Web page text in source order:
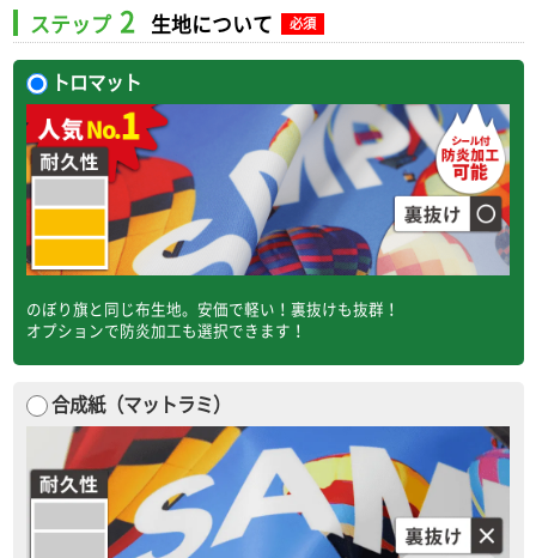
ステップ 2 生地について 必須
トロマット
のぼり旗と同じ布生地。安価で軽い！裏抜けも抜群！
オプションで防炎加工も選択できます！
合成紙（マットラミ）